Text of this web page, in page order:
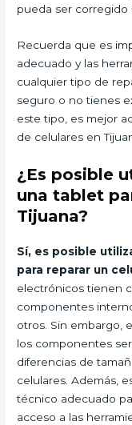
pueda ser corregido
Recuerda que es
adecuado y las
cualquier tipo de
seguro o no tienes
este tipo, es mejor
de celulares en
¿Es posible
una tablet
Tijuana?
Sí, es posible
para reparar un
electrónicos tienen
componentes
otros. Sin embargo,
los componentes
diferencias de
celulares. Además,
técnico adecuado
acceso a las